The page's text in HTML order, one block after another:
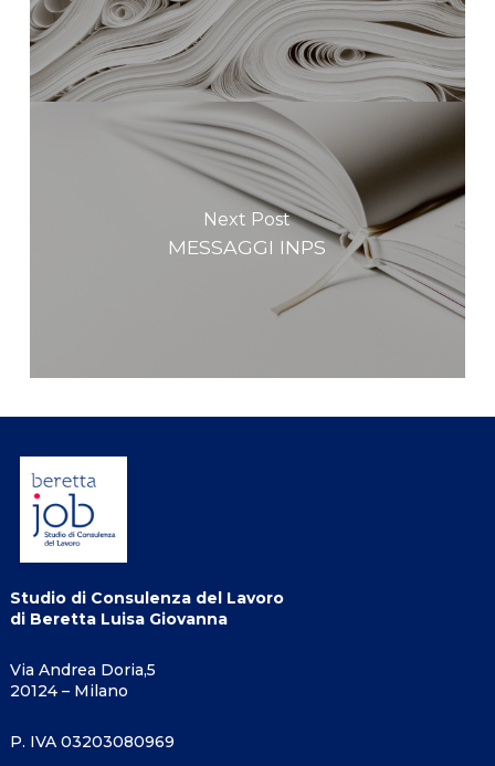
Next Post
MESSAGGI INPS
Studio di Consulenza del Lavoro
di Beretta Luisa Giovanna
Via Andrea Doria,5
20124 – Milano
P. IVA 03203080969